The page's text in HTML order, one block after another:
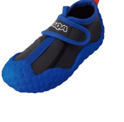
ギフトラッピング
アフターサポート
下取り保証について
よくある質問
店舗一覧
お問い合わせ
ニュース